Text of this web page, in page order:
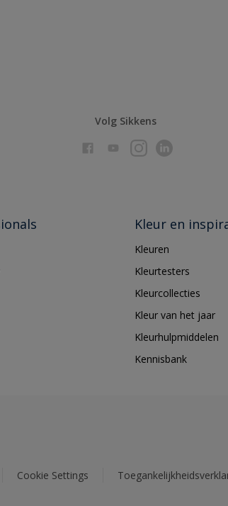
Volg Sikkens
Kleur en
Kleuren
Kleurtesters
Kleurcollecties
Kleur van het jaar
Kleurhulpmiddelen
Kennisbank
Cookie Settings